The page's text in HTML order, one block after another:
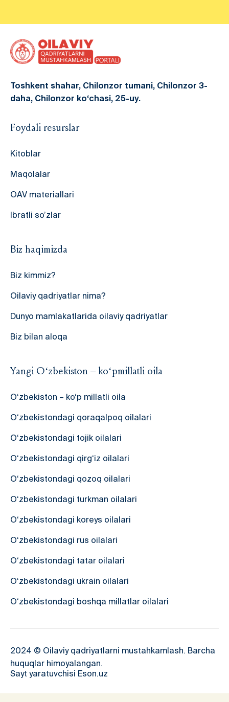
Toshkent shahar, Chilonzor tumani, Chilonzor 3-
daha, Chilonzor ko‘chasi, 25-uy.
Biz haqimizda
Biz kimmiz?
Oilaviy qadriyatlar nima?
Dunyo mamlakatlarida oilaviy qadriyatlar
Biz bilan aloqa
Yangi O‘zbekiston – ko‘pmillatli oila
O‘zbekiston – ko‘p millatli oila
O‘zbekistondagi qoraqalpoq oilalari
O‘zbekistondagi tojik oilalari
O‘zbekistondagi qirg‘iz oilalari
O‘zbekistondagi qozoq oilalari
O‘zbekistondagi turkman oilalari
O‘zbekistondagi koreys oilalari
O‘zbekistondagi rus oilalari
O‘zbekistondagi tatar oilalari
O‘zbekistondagi ukrain oilalari
O‘zbekistondagi boshqa millatlar oilalari
Foydali resurslar
Kitoblar
Maqolalar
OAV materiallari
Ibratli so’zlar
2024 © Oilaviy qadriyatlarni mustahkamlash. Barcha
huquqlar himoyalangan.
Sayt yaratuvchisi Eson.uz